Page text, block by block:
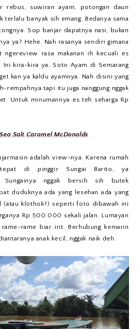
rebus, suwiran ayam, potongan daun
terlalu banyak sih emang. Bedanya sama
Sop banjar dapatnya nasi, bukan
ya? Hehe. Nah rasanya sendiri gimana
ngereview rasa makanan ih kecuali es
kira-kira ya, Soto Ayam di Semarang
kan ya kaldu ayamnya. Nah disini yang
rempahnya tapi itu juga nanggung nggak
Untuk minumannya es teh seharga Rp
Salt Caramel McDonalds
adalah view-nya. Karena rumah
di pinggir Sungai Barito, ya
Sungainya nggak bersih sih butek
duduknya ada yang lesehan ada yang
(atau klothok?) seperti foto dibawah ini
Rp 500.000 sekali jalan. Lumayan
rame biar irit. Berhubung kemarin
anak kecil, nggak naik deh.